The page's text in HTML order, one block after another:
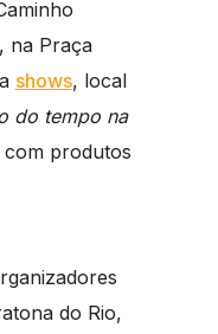
na Praça
shows, local
do tempo na
produtos
do Rio,